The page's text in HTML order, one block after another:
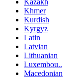
Kazakh
Khmer
Kurdish
Kyrgyz
Latin
Latvian
Lithuanian
Luxembou..
Macedonian